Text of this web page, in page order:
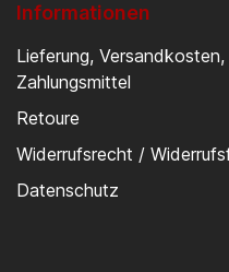
Informationen
Lieferung, Versandkosten,
Zahlungsmittel
Retoure
Widerrufsrecht /
Datenschutz